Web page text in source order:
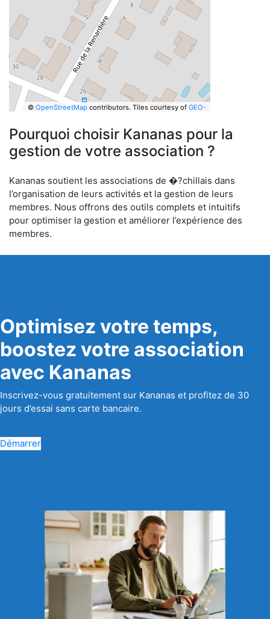
© OpenStreetMapcontributors. Tiles courtesy of GEO-
Pourquoi choisir Kananas pour la
gestion de votre association ?
Kananas soutient les associations de �?chillais dans
l’organisation de leurs activités et la gestion de leurs
membres. Nous offrons des outils complets et intuitifs
pour optimiser la gestion et améliorer l’expérience des
membres.
Optimisez votre temps,
boostez votre association
avec Kananas
Inscrivez-vous gratuitement sur Kananas et profitez de 30
jours d’essai sans carte bancaire.
Démarrer